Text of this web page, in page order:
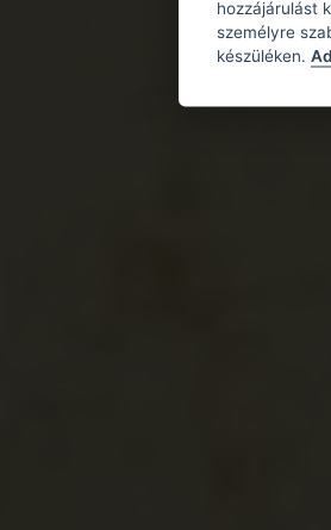
hozzájárulást
személyre
készüléken.